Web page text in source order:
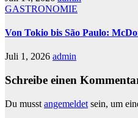
GASTRONOMIE
Von Tokio bis São Paulo:
Juli 1, 2026 admin
Schreibe einen
Du musst angemeldet sein, um